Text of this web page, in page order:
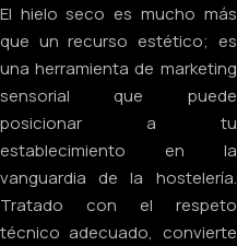
El hielo seco es mucho más
que un recurso estético; es
una herramienta de marketing
sensorial que puede
posicionar a tu
establecimiento en la
vanguardia de la hostelería.
Tratado con el respeto
técnico adecuado, convierte